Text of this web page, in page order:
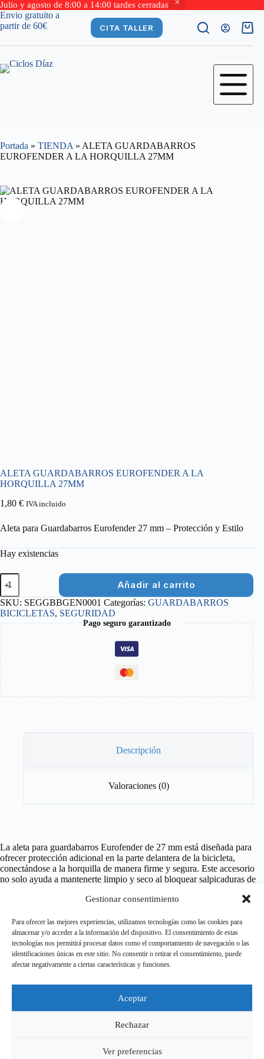
Gestionar consentimiento
Para ofrecer las mejores experiencias, utilizamos tecnologías como las cookies para
almacenar y/o acceder a la información del dispositivo. El consentimiento de estas
tecnologías nos permitirá procesar datos como el comportamiento de navegación o las
identificaciones únicas en este sitio. No consentir o retirar el consentimiento, puede
afectar negativamente a ciertas características y funciones.
Aceptar
Rechazar
Ver preferencias
Julio y agosto de 8:00 a 14:00 tardes cerradas
Saltar
al
Envio gratuito a
partir de 60€
CITA TALLER
Carro
Portada » TIENDA » ALETA GUARDABARROS
EUROFENDER A LA HORQUILLA 27MM
ALETA GUARDABARROS EUROFENDER A LA
HORQUILLA 27MM
1,80 € IVA incluido
Aleta para Guardabarros Eurofender 27 mm – Protección y Estilo
Hay existencias
ALETA
GUARDABARROS
EUROFENDER
A
LA
HORQUILLA
27MM
cantidad
Añadir al carrito
SKU: SEGGBBGEN0001 Categorías: GUARDABARROS
BICICLETAS, SEGURIDAD
Pago seguro garantizado
Descripción
Valoraciones (0)
La aleta para guardabarros Eurofender de 27 mm está diseñada para
ofrecer protección adicional en la parte delantera de la bicicleta,
conectándose a la horquilla de manera firme y segura. Este accesorio
no solo ayuda a mantenerte limpio y seco al bloquear salpicaduras de
ligera, fácil de instalar y compatible con guardabarros Eurofender,
siendo ideal para bicicletas de ciudad y trekking.
Política de Privacidad
Política de cookies
Terminos y condiciones
Política de envios
Copyright © 2026 - Ciclos Díaz